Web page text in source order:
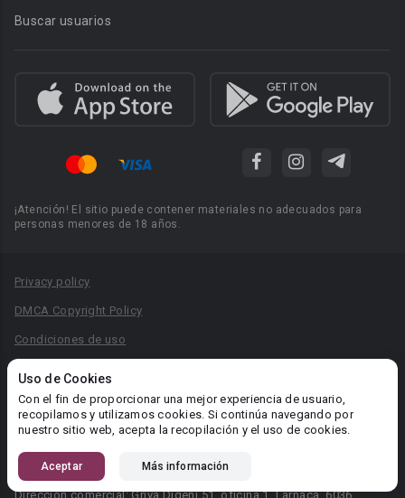
Uso de Cookies
Con el fin de proporcionar una mejor experiencia de usuario,
recopilamos y utilizamos cookies. Si continúa navegando por
nuestro sitio web, acepta la recopilación y el uso de cookies.
Aceptar Más información
Buscar usuarios
¡Atención! El sitio puede contener materiales no adecuados para
personas menores de 18 años.
Privacy policy
DMCA Copyright Policy
Condiciones de uso
Reglas para la publicación de libros
Área RR.PP.: pr@booknet.com
© 2026 Booknet. Todos los derechos reservados.
Dirección comercial: Griva Digeni 51, oficina 1, Larnaca, 6036,